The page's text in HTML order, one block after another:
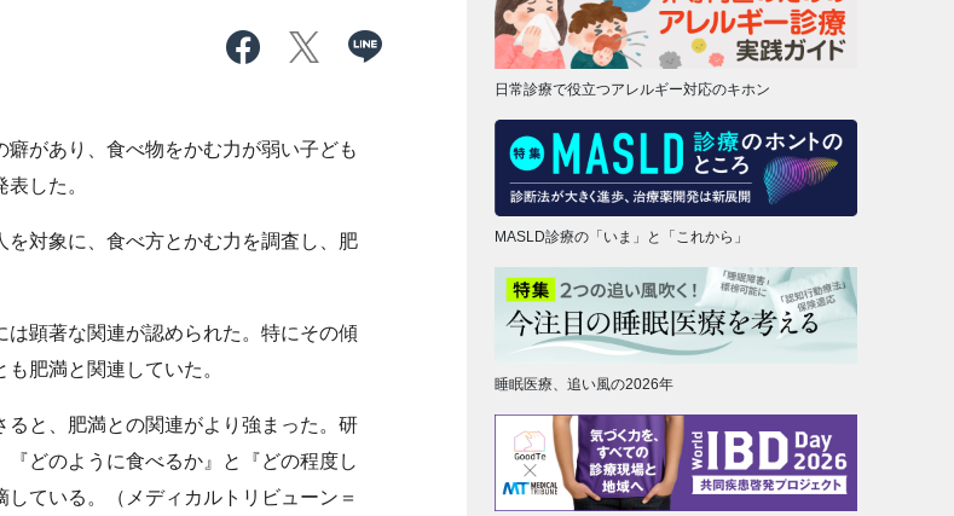
があり、食べ物をかむ力が弱い子ども
した。
対象に、食べ方とかむ力を調査し、肥
顕著な関連が認められた。特にその傾
肥満と関連していた。
と、肥満との関連がより強まった。研
どのように食べるか』と『どの程度し
ている。（メディカルトリビューン＝
日常診療で役立つアレルギー対応のキホン
MASLD診療の「いま」と「これから」
睡眠医療、追い風の2026年